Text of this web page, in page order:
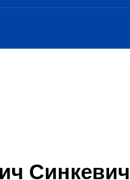
Синкевич